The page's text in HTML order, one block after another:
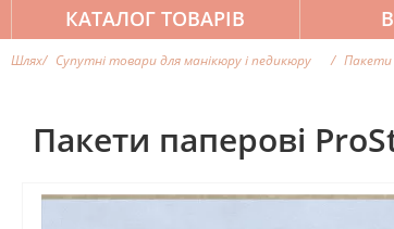
КАТАЛОГ ТОВАРІВ
Шлях Супутні товари для манікюру і педикюру Пакети
Пакети паперові